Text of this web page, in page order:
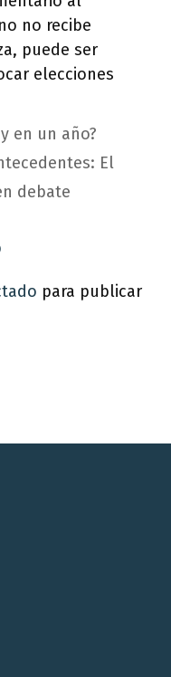
no recibe
puede ser
elecciones
en un año?
El
debate
para publicar